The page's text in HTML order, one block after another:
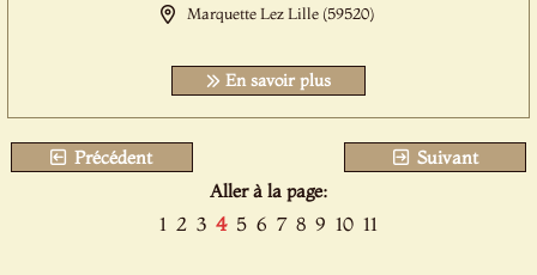
Marquette Lez Lille (59520)
En savoir plus
Précédent
Suivant
Aller à la page:
1 2 3 4 5 6 7 8 9 10 11